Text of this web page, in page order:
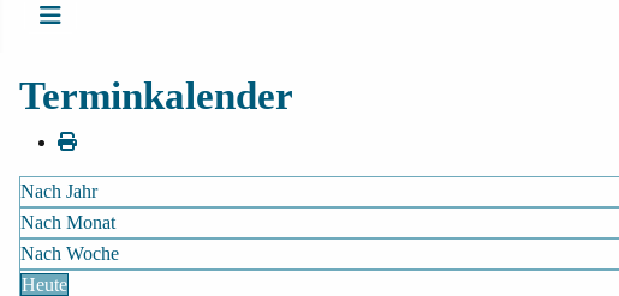
Terminkalender
Nach Jahr
Nach Monat
Nach Woche
Heute